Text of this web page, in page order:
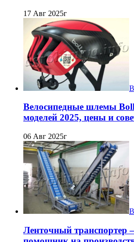
17 Авг 2025г
Велосипедные шлемы
моделей 2025, цены и
06 Авг 2025г
Ленточный